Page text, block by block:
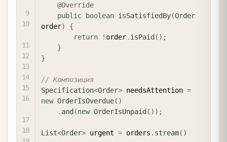
@Override
public
boolean isSatisfiedBy(Order
order)
{
return
! order. isPaid ( ) ;
}
}
// Композиция
Specification<Order> needsAttention =
new OrderIsOverdue( )
. and (new OrderIsUnpaid ( ) ) ;
List<Order> urgent = orders . stream( )